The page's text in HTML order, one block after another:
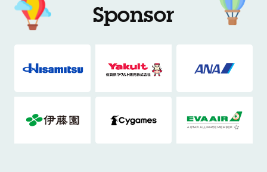
Sponsor